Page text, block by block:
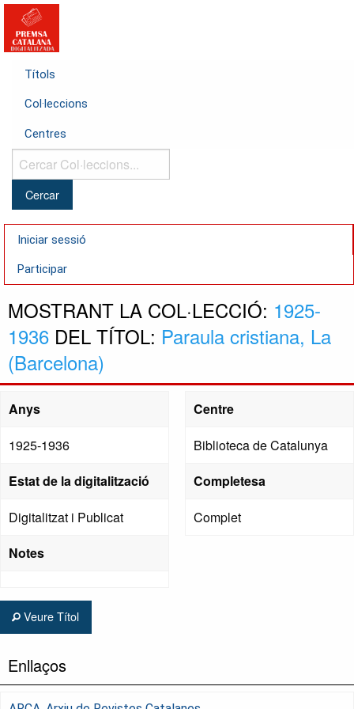
Títols
Col·leccions
Centres
Cercar
Col·leccions...
Iniciar sessió
Participar
MOSTRANT LA COL·LECCIÓ: 1925-
1936 DEL TÍTOL: Paraula cristiana, La
(Barcelona)
Anys
1925-1936
Estat de la digitalització
Digitalitzat i Publicat
Notes
Centre
Biblioteca de Catalunya
Completesa
Complet
Veure Títol
Enllaços